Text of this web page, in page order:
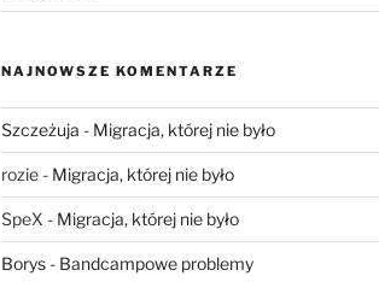
NAJNOWSZE KOMENTARZE
Szczeżuja - Migracja, której nie było
rozie- Migracja, której nie było
SpeX - Migracja, której nie było
Borys- Bandcampowe problemy